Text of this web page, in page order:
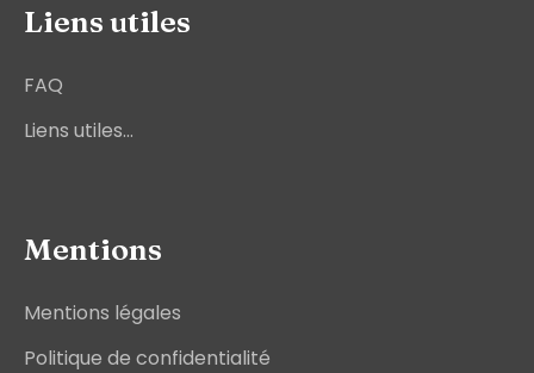
Liens utiles
FAQ
Liens utiles...
Mentions
Mentions légales
Politique de confidentialité